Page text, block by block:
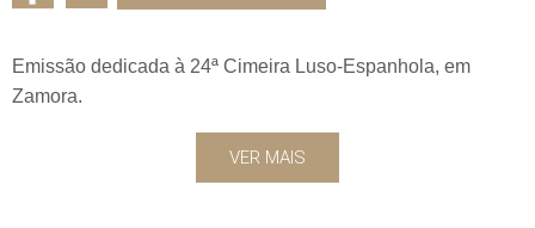
Emissão dedicada à 24ª Cimeira Luso-Espanhola, em
Zamora.
VER MAIS